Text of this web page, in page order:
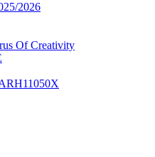
2026
Of Creativity